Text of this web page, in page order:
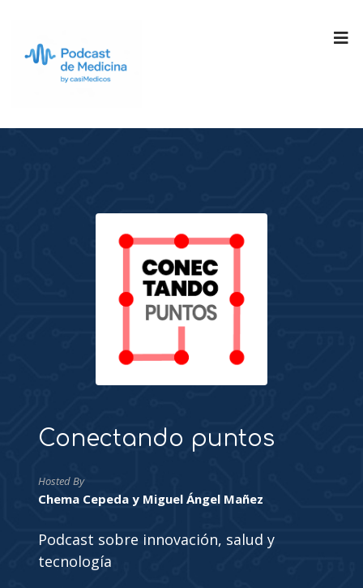
Conectando puntos
Hosted By
Chema Cepeda y Miguel Ángel Mañez
Podcast sobre innovación, salud y
tecnología